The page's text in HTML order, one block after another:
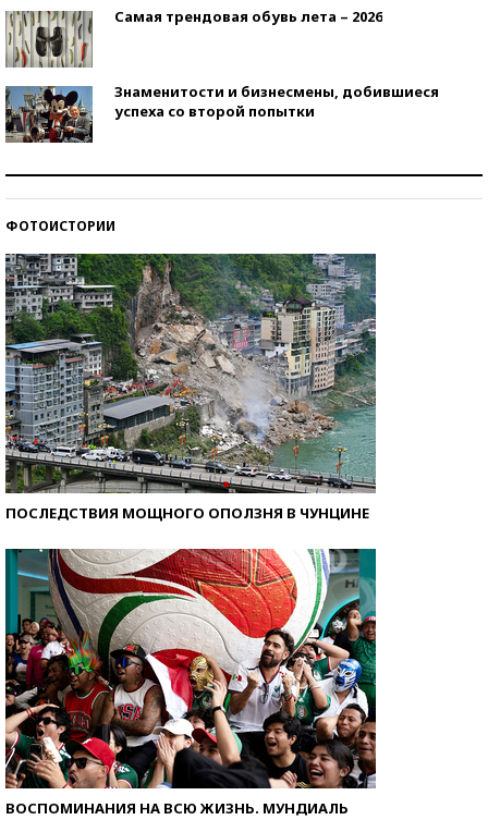
Самая трендовая обувь лета – 2026
Знаменитости и бизнесмены, добившиеся
успеха со второй попытки
ФОТОИСТОРИИ
ПОСЛЕДСТВИЯ МОЩНОГО ОПОЛЗНЯ В ЧУНЦИНЕ
ВОСПОМИНАНИЯ НА ВСЮ ЖИЗНЬ. МУНДИАЛЬ